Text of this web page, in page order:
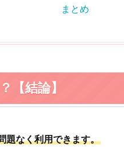
まとめ
【結論】
題なく利用できます。